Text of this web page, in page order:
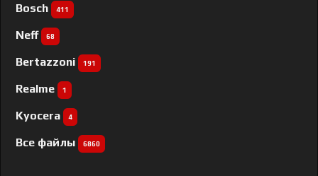
Bosch 411
Neff 68
Bertazzoni 191
Realme 1
Kyocera 4
Все файлы 6860